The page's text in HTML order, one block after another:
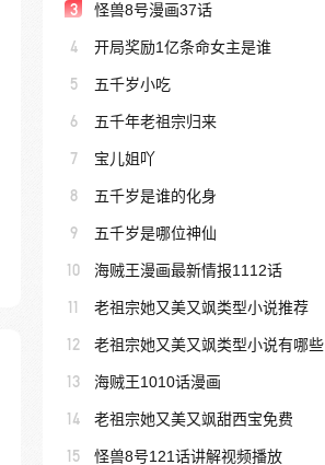
3 怪兽8号漫画37话
4 开局奖励1亿条命女主是谁
5 五千岁小吃
6 五千年老祖宗归来
7 宝儿姐吖
8 五千岁是谁的化身
9 五千岁是哪位神仙
10 海贼王漫画最新情报1112话
11 老祖宗她又美又飒类型小说推荐
12 老祖宗她又美又飒类型小说有哪些
13 海贼王1010话漫画
14 老祖宗她又美又飒甜西宝免费
15 怪兽8号121话讲解视频播放